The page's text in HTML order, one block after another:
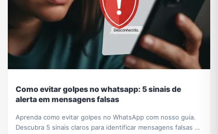
Como evitar golpes no whatsapp: 5 sinais de
alerta em mensagens falsas
Aprenda como evitar golpes no WhatsApp com nosso guia.
Descubra 5 sinais claros para identificar mensagens falsas e